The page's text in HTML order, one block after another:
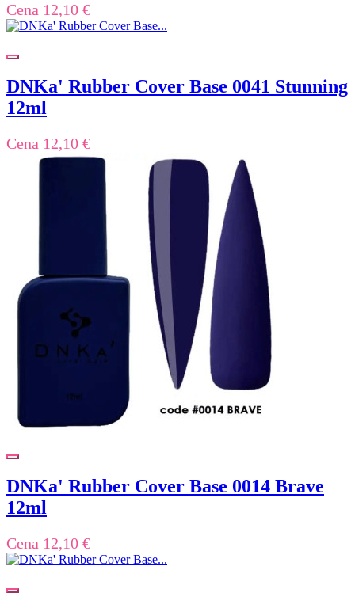
Cena 12,10 €
DNKa' Rubber Cover Base 0041 Stunning
12ml
Cena 12,10 €
DNKa' Rubber Cover Base 0014 Brave
12ml
Cena 12,10 €